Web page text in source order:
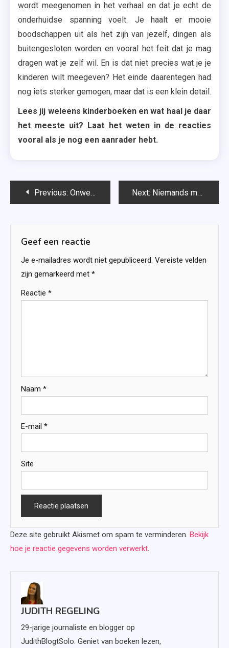
wordt meegenomen in het verhaal en dat je echt de
onderhuidse spanning voelt. Je haalt er mooie
boodschappen uit als het zijn van jezelf, dingen als
buitengesloten worden en vooral het feit dat je mag
dragen wat je zelf wil. En is dat niet precies wat je je
kinderen wilt meegeven? Het einde daarentegen had
nog iets sterker gemogen, maar dat is een klein detail.
Lees jij weleens kinderboeken en wat haal je daar
het meeste uit? Laat het weten in de reacties
vooral als je nog een aanrader hebt.
Bericht
Previous: Onweerstaanbaar (Flight & Glory #4) – Rebecca Yarros Next: Niemands meisje – Lydia Rood
Geef een reactie
Je e-mailadres wordt niet gepubliceerd. Vereiste velden
zijn gemarkeerd met *
Reactie *
Naam *
E-mail *
Site
Deze site gebruikt Akismet om spam te verminderen. Bekijk
hoe je reactie gegevens worden verwerkt.
JUDITH REGELING
29-jarige journaliste en blogger op
JudithBlogtSolo. Geniet van boeken lezen,